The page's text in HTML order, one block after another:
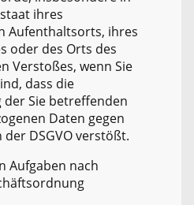
ihres
Aufenthaltsorts, ihres
oder des Orts des
Verstoßes, wenn Sie
dass die
Sie betreffenden
Daten gegen
der DSGVO verstößt.
Aufgaben nach